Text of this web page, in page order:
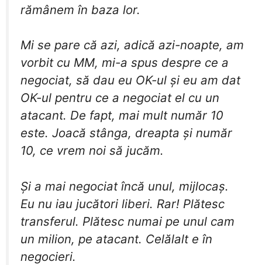
rămânem în baza lor.
​Mi se pare că azi, adică azi-noapte, am
vorbit cu MM, mi-a spus despre ce a
negociat, să dau eu OK-ul și eu am dat
OK-ul pentru ce a negociat el cu un
atacant. De fapt, mai mult număr 10
este. Joacă stânga, dreapta și număr
10, ce vrem noi să jucăm.
​Și a mai negociat încă unul, mijlocaș.
Eu nu iau jucători liberi. Rar! Plătesc
transferul. Plătesc numai pe unul cam
un milion, pe atacant. Celălalt e în
negocieri.